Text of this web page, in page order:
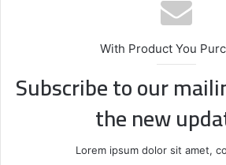
With Product You
Subscribe to our
the new
Lorem ipsum dolor sit amet,